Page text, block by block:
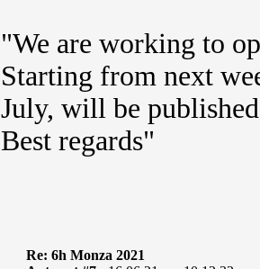
"We are working to
Starting from next
July, will be
Best regards"
Re: 6h Monza 2021